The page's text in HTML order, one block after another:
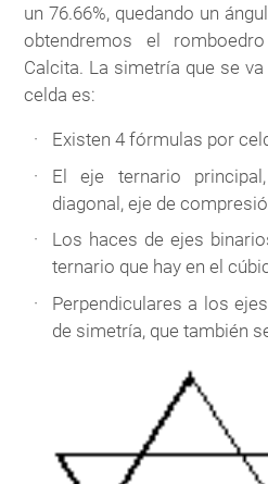
un 76.66%, quedando un
obtendremos el
Calcita. La simetría que se
celda es:
Existen 4 fórmulas por
El eje ternario
diagonal, eje de
Los haces de ejes
ternario que hay en el
Perpendiculares a los
de simetría, que también